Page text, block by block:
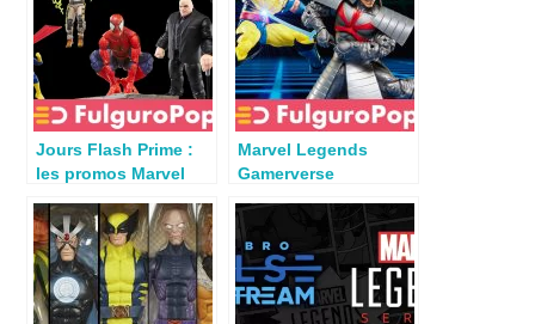
Jours Flash Prime :
les promos Marvel
Marvel Legends
Gamerverse
Samurai dispo en
France